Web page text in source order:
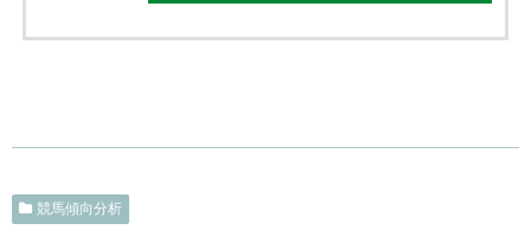
競馬傾向分析